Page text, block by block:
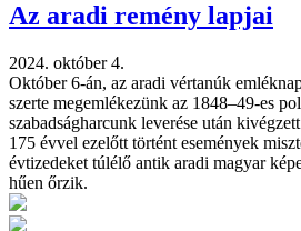
Az aradi remény lapjai
2024. október 4.
Október 6-án, az aradi vértanúk
szerte megemlékezünk az 1848–49-es
szabadságharcunk leverése után
175 évvel ezelőtt történt események
évtizedeket túlélő antik aradi magyar
hűen őrzik.